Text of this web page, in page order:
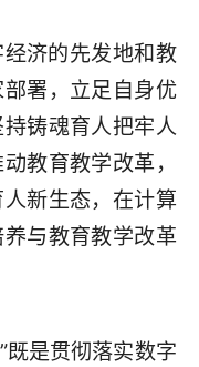
济的先发地和教
署，立足自身优
铸魂育人把牢人
教育教学改革，
新生态，在计算
与教育教学改革
既是贯彻落实数字